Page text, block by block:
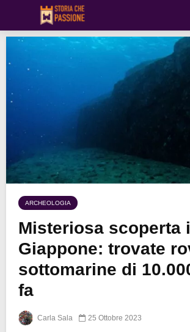
ARCHEOLOGIA
Misteriosa scoperta
Giappone: trovate
sottomarine di
fa
Carla Sala 25 Ottobre 2023